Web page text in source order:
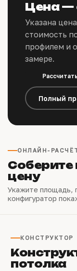
Цена —
Указана
стоимость
профилем и
замере.
Полный
ОНЛАЙН-
Соберите
цену
Укажите площадь,
конфигуратор
КОНСТРУКТОР
потолка